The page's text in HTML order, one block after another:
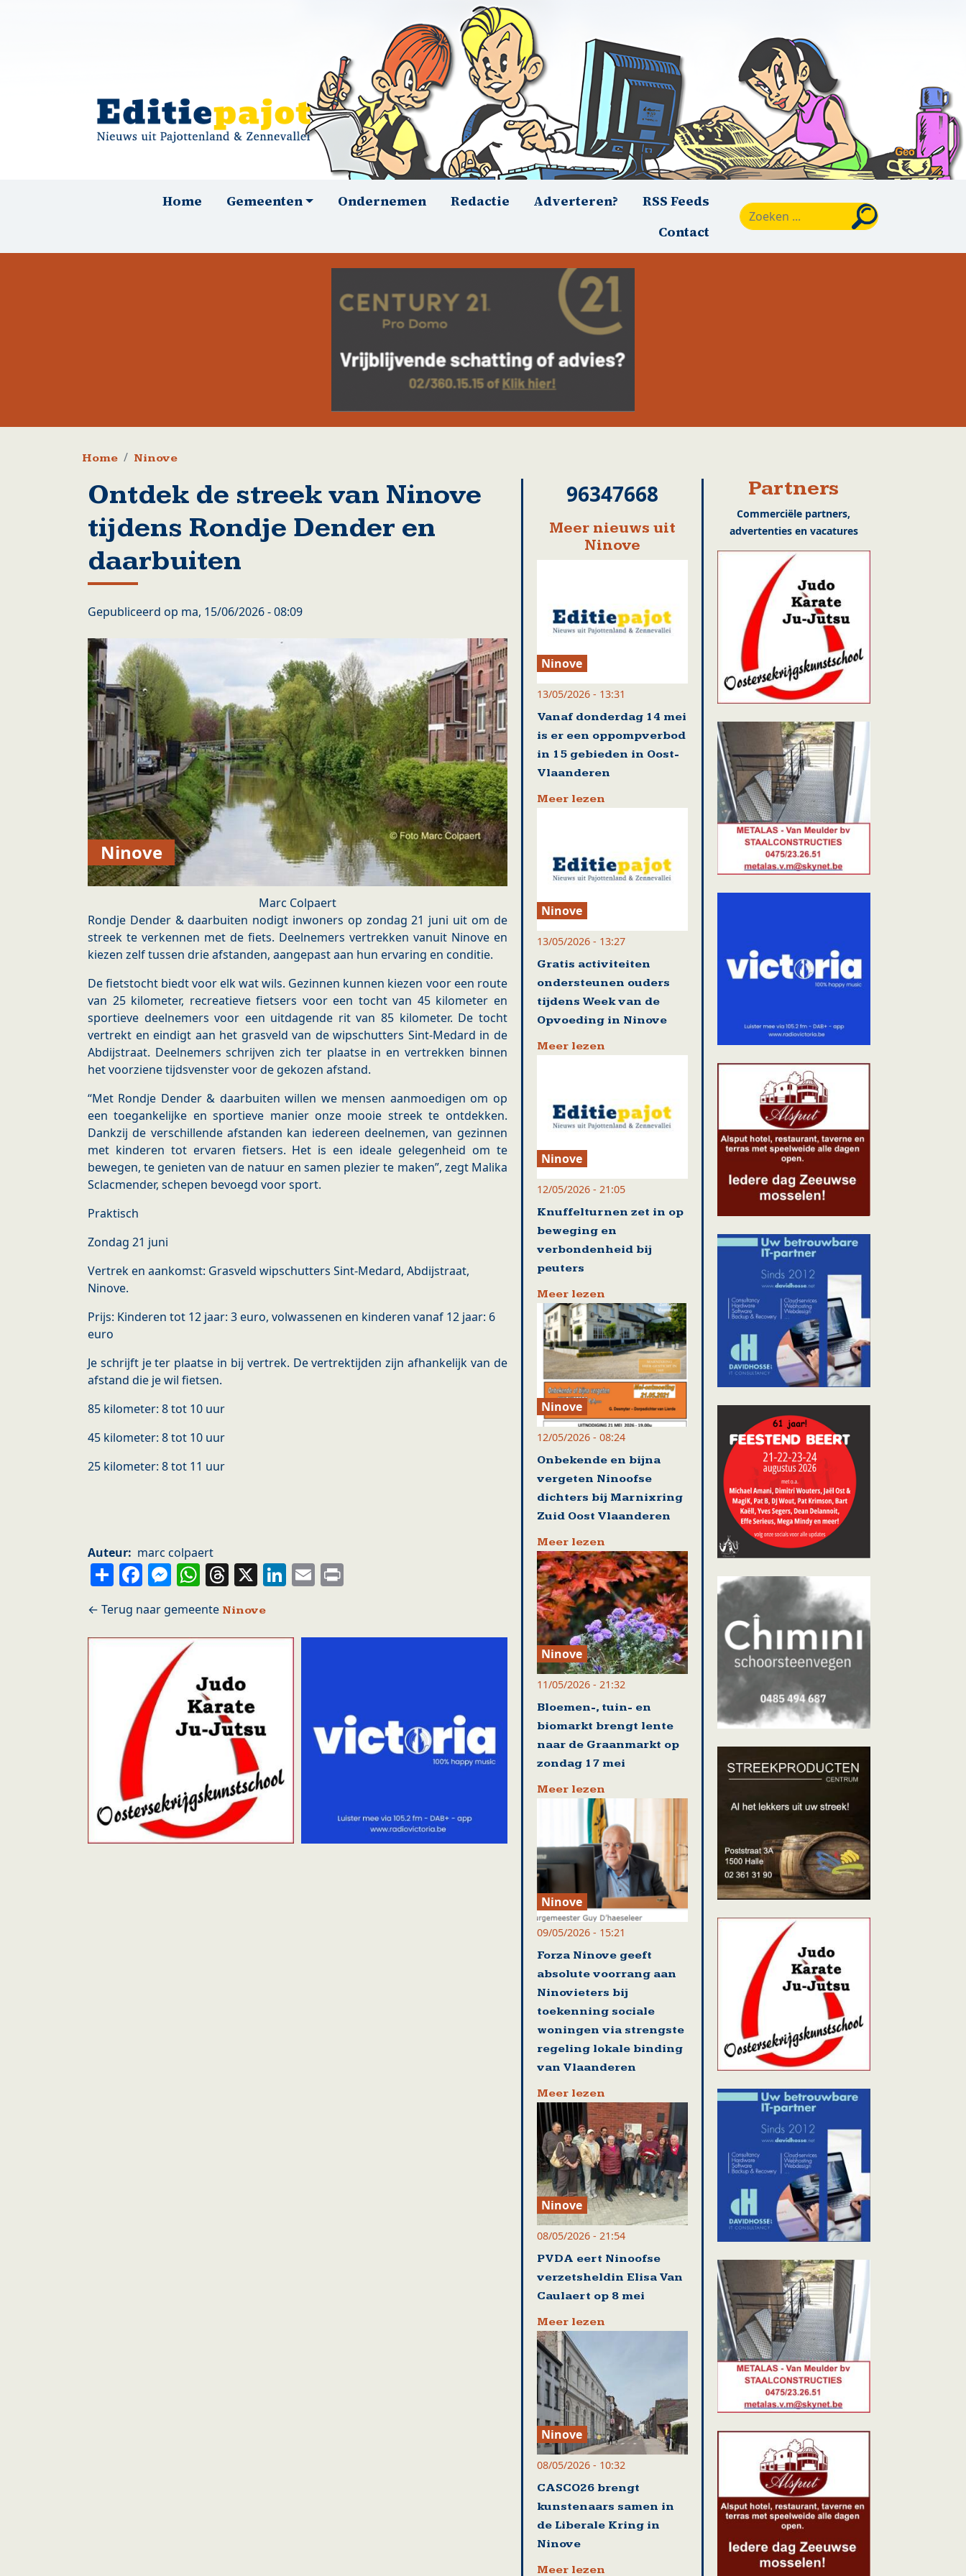
HoofdnavigatieHome Gemeenten Ondernemen Redactie Adverteren?
RSS Feeds
Contact
Kruimelpad
Home Ninove
Ontdek de streek van Ninove
tijdens Rondje Dender en
daarbuiten
Gepubliceerd op ma, 15/06/2026 - 08:09
Ninove
Marc Colpaert
Rondje Dender & daarbuiten nodigt inwoners op zondag 21 juni uit om de
streek te verkennen met de fiets. Deelnemers vertrekken vanuit Ninove en
kiezen zelf tussen drie afstanden, aangepast aan hun ervaring en conditie.
De fietstocht biedt voor elk wat wils. Gezinnen kunnen kiezen voor een route
van 25 kilometer, recreatieve fietsers voor een tocht van 45 kilometer en
sportieve deelnemers voor een uitdagende rit van 85 kilometer. De tocht
vertrekt en eindigt aan het grasveld van de wipschutters Sint-Medard in de
Abdijstraat. Deelnemers schrijven zich ter plaatse in en vertrekken binnen
het voorziene tijdsvenster voor de gekozen afstand.
“Met Rondje Dender & daarbuiten willen we mensen aanmoedigen om op
een toegankelijke en sportieve manier onze mooie streek te ontdekken.
Dankzij de verschillende afstanden kan iedereen deelnemen, van gezinnen
met kinderen tot ervaren fietsers. Het is een ideale gelegenheid om te
bewegen, te genieten van de natuur en samen plezier te maken”, zegt Malika
Sclacmender, schepen bevoegd voor sport.
Praktisch
Zondag 21 juni
Vertrek en aankomst: Grasveld wipschutters Sint-Medard, Abdijstraat,
Ninove.
Prijs: Kinderen tot 12 jaar: 3 euro, volwassenen en kinderen vanaf 12 jaar: 6
euro
Je schrijft je ter plaatse in bij vertrek. De vertrektijden zijn afhankelijk van de
afstand die je wil fietsen.
85 kilometer: 8 tot 10 uur
45 kilometer: 8 tot 10 uur
25 kilometer: 8 tot 11 uur
Auteur marc colpaert
ShareFacebook
Messenger
WhatsApp
Threads
X LinkedIn
Email
Ninove
96347668
Meer nieuws uit
Ninove
Ninove
13/05/2026 - 13:31
Vanaf donderdag 14 mei
is er een oppompverbod
in 15 gebieden in Oost-
Vlaanderen
Meer lezen
Ninove
13/05/2026 - 13:27
Gratis activiteiten
ondersteunen ouders
tijdens Week van de
Opvoeding in Ninove
Meer lezen
Ninove
12/05/2026 - 21:05
Knuffelturnen zet in op
beweging en
verbondenheid bij
peuters
Meer lezen
Ninove
12/05/2026 - 08:24
Onbekende en bijna
vergeten Ninoofse
dichters bij Marnixring
Zuid Oost Vlaanderen
Meer lezen
Ninove
11/05/2026 - 21:32
Bloemen-, tuin- en
biomarkt brengt lente
naar de Graanmarkt op
zondag 17 mei
Meer lezen
Ninove
09/05/2026 - 15:21
Forza Ninove geeft
absolute voorrang aan
Ninovieters bij
toekenning sociale
woningen via strengste
regeling lokale binding
van Vlaanderen
Meer lezen
Ninove
08/05/2026 - 21:54
PVDA eert Ninoofse
verzetsheldin Elisa Van
Caulaert op 8 mei
Meer lezen
Ninove
08/05/2026 - 10:32
CASCO26 brengt
kunstenaars samen in
de Liberale Kring in
Ninove
Meer lezen
Partners
Commerciële partners,
advertenties en vacatures